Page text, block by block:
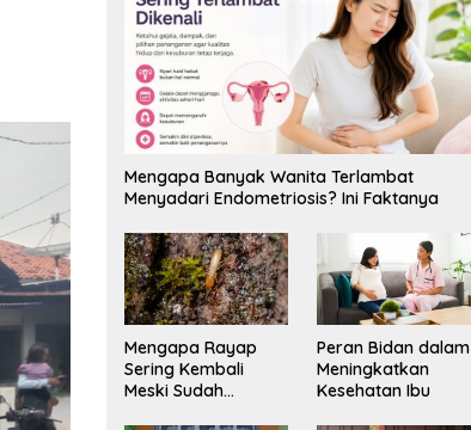
Mengapa Banyak Wanita Terlambat
Menyadari Endometriosis? Ini Faktanya
Mengapa Rayap
Sering Kembali
Meski Sudah
Peran Bidan dalam
Meningkatkan
Kesehatan Ibu